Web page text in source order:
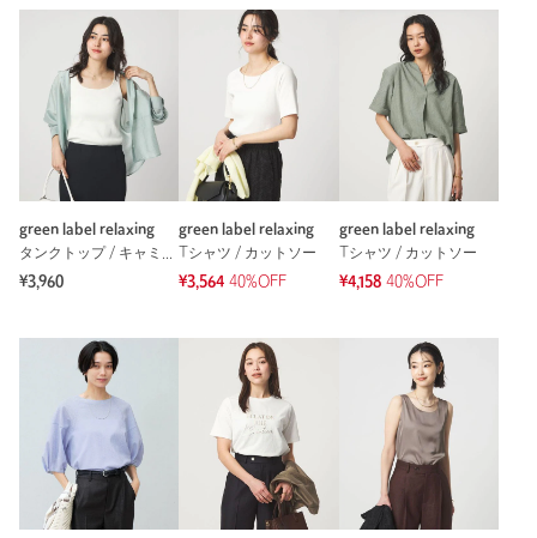
身長：155cm
普段の着用サイズ：
11人が参考になったと回答
参考になった
※レビューは、個人の主観による感想・体感によるもので、商品の効果や性
能を保証するものではありません。
もっと見る
green label relaxing
タンクトップ / キャミソール
¥3,960
green label relaxing
Tシャツ / カットソー
¥3,564 40%OFF
green label relaxing
Tシャツ / カットソー
¥4,158 40%OFF